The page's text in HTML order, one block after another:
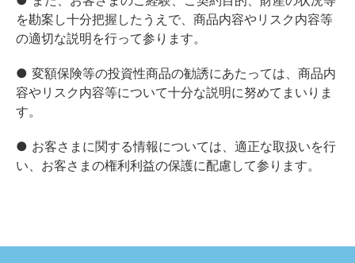
を勘案し十分把握したうえで、商品内容やリスク内容等
の適切な説明を行って参ります。
● 変額保険等の投資性商品の勧誘にあたっては、商品内
容やリスク内容等について十分な説明に努めてまいりま
す。
● お客さまに関する情報については、適正な取扱いを行
い、お客さまの権利利益の保護に配慮して参ります。